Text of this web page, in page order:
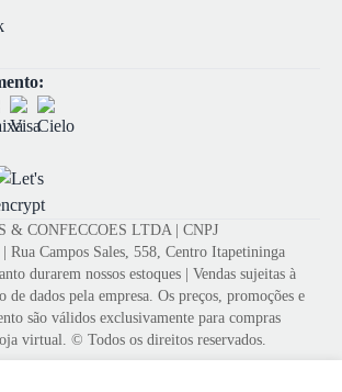
& CONFECCOES LTDA | CNPJ
Rua Campos Sales, 558, Centro Itapetininga
durarem nossos estoques | Vendas sujeitas à
de dados pela empresa. Os preços, promoções e
são válidos exclusivamente para compras
virtual. © Todos os direitos reservados.